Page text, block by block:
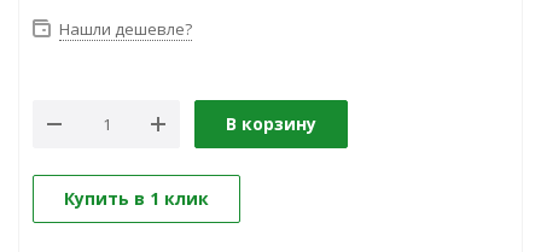
Нашли дешевле?
В корзину
Купить в 1 клик